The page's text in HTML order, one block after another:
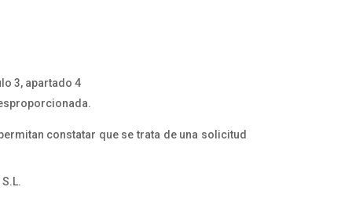
3, apartado 4
constatar que se trata de una solicitud